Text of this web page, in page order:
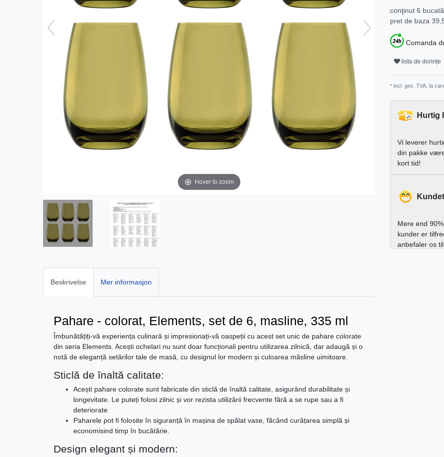
Hover to zoom
Beskrivelse Mer informasjon
Pahare - colorat, Elements, set de 6, masline, 335 ml
Îmbunătățiți-vă experiența culinară și impresionați-vă oaspeții cu acest set unic de pahare colorate
din seria Elements. Acești ochelari nu sunt doar funcționali pentru utilizarea zilnică, dar adaugă și o
notă de eleganță setărilor tale de masă, cu designul lor modern și culoarea măsline uimitoare.
Sticlă de înaltă calitate:
Acești pahare colorate sunt fabricate din sticlă de înaltă calitate, asigurând durabilitate și
longevitate. Le puteți folosi zilnic și vor rezista utilizării frecvente fără a se rupe sau a fi
deteriorate.
Paharele pot fi folosite în siguranță în mașina de spălat vase, făcând curățarea simplă și
economisind timp în bucătărie.
Design elegant și modern:
conţinut 6 bucată
pret de baza
Comanda
lista de dorințe
* incl. ges. TVA. la
Hurtig
Vi leverer
din pakke
kort tid!
Mere end
kunder er
anbefaler os